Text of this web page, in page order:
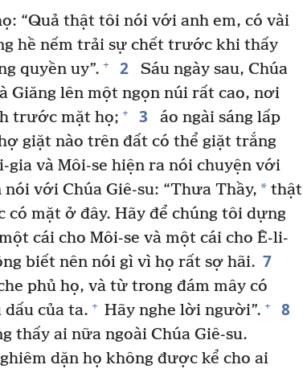
“Quả thật tôi nói với anh em, có vài
hề nếm trải sự chết trước khi thấy
quyền uy”. + 2
Sáu ngày sau, Chúa
Giăng lên một ngọn núi rất cao, nơi
trước mặt họ; + 3
áo ngài sáng lấp
giặt nào trên đất có thể giặt trắng
gia và Môi-se hiện ra nói chuyện với
với Chúa Giê-su: “Thưa Thầy, *thật
mặt ở đây. Hãy để chúng tôi dựng
cái cho Môi-se và một cái cho Ê-li-
biết nên nói gì vì họ rất sợ hãi. 7
phủ họ, và từ trong đám mây có
dấu của ta. + Hãy nghe lời người”. + 8
thấy ai nữa ngoài Chúa Giê-su.
dặn họ không được kể cho ai